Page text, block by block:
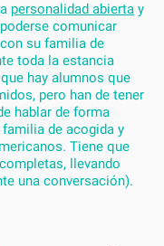
personalidad abierta y
comunicar
su familia de
toda la estancia
hay alumnos que
pero han de tener
hablar de forma
de acogida y
Tiene que
llevando
una conversación).